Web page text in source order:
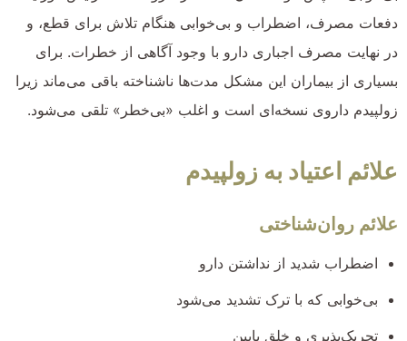
دفعات مصرف، اضطراب و بی‌خوابی هنگام تلاش برای قطع، و
در نهایت مصرف اجباری دارو با وجود آگاهی از خطرات. برای
بسیاری از بیماران این مشکل مدت‌ها ناشناخته باقی می‌ماند زیرا
زولپیدم داروی نسخه‌ای است و اغلب «بی‌خطر» تلقی می‌شود.
علائم اعتیاد به زولپیدم
علائم روان‌شناختی
اضطراب شدید از نداشتن دارو
بی‌خوابی که با ترک تشدید می‌شود
تحریک‌پذیری و خلق پایین